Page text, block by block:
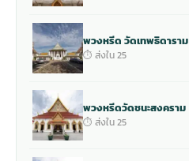
พวงหรีด วัดเทพธิดาราม
⏱ ส่งใน 25
พวงหรีดวัดชนะสงคราม
⏱ ส่งใน 25